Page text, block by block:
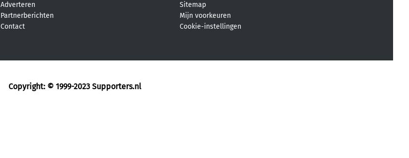
Adverteren
Partnerberichten
Contact
Sitemap
Mijn voorkeuren
Cookie-instellingen
Copyright: © 1999-2023 Supporters.nl